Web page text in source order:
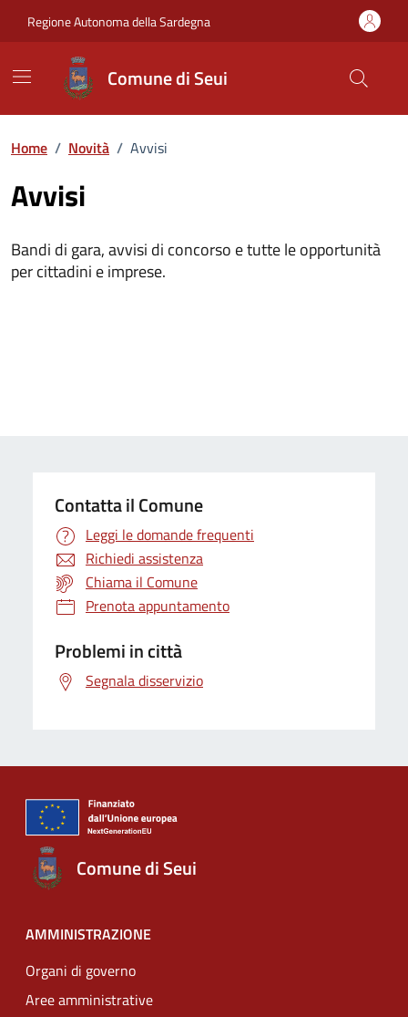
Regione Autonoma della Sardegna
Comune di Seui
Home / Novità / Avvisi
Avvisi
Bandi di gara, avvisi di concorso e tutte le opportunità
per cittadini e imprese.
Contatta il Comune
Leggi le domande frequenti
Richiedi assistenza
Chiama il Comune
Prenota appuntamento
Problemi in città
Segnala disservizio
Comune di Seui
AMMINISTRAZIONE
Organi di governo
Aree amministrative